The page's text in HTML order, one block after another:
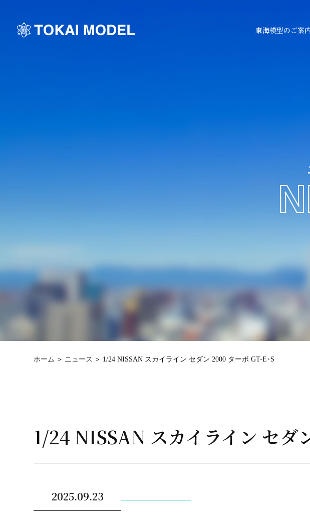
東海模型のご案
ホーム ニュース 1/24 NISSAN スカイライン セダン 2000 ターボ GT-E･S
1/24 NISSAN スカイライン セダ
2025.09.23